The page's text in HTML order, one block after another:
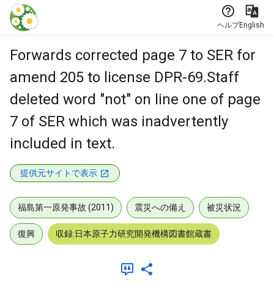
本文に飛ぶ
ヘルプEnglish
Forwards corrected page 7 to SER for
amend 205 to license DPR-69.Staff
deleted word "not" on line one of page
7 of SER which was inadvertently
included in text.
提供元サイトで表示
福島第一原発事故 (2011) 震災への備え 被災状況
復興 収録:日本原子力研究開発機構図書館蔵書